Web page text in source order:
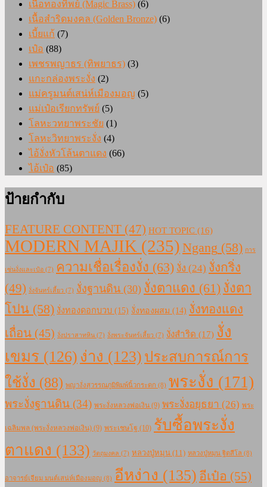
เนื้อทองทิพย์ (Magic Brass) (6)
เนื้อสำริดมงคล (Golden Bronze) (6)
เบี้ยแก้ (7)
เป๋อ (88)
เพชรพญาธร (ทิพยาธร) (3)
แกะกล่องพระงั่ง (2)
แม่ครูมนต์เสน่ห์เมืองมอญ (5)
แม่เป๋อเรียกทรัพย์ (5)
โลหะวทยาพระชัย (1)
โลหะวิทยาพระงั่ง (4)
ไอ้งั่งหัวโล้นตาแดง (66)
ไอ้เป๋อ (85)
ป้ายกำกับ
FEATURE CONTENT (47) HOT TOPIC (16)
MODERN MAJIK (235) Ngang (58) การ
เซ่นงั่งและเป๋อ (7) ความเชื่อเรื่องงั่ง (63) งั่ง (24) งั่งกริ่ง
(49) งั่งจันทร์เสี้ยว (7) งั่งฐานดิน (30) งั่งตาแดง (61) งั่งตา
โปน (58) งั่งทองดอกบวบ (15) งั่งทองผสม (14) งั่งทองแดง
เถื่อน (45) งั่งปราสาทหิน (7) งั่งพระจันทร์เสี้ยว (7) งั่งสำริด (17) งั่ง
เขมร (126) ง่าง (123) ประสบการณ์การ
ใช้งั่ง (88) พญางั่งสุวรรณภูมิพิมพ์นิ้วกระดก (8) พระงั่ง (171)
พระงั่งฐานดิน (34) พระงั่งหลวงพ่อเงิน (9) พระงั่งอยุธยา (26) พระ
เฉลิมพล (พระงั่งหลวงพ่อเงิน) (9) พระเชษโฐ (10) รับซื้อพระงั่ง
ตาแดง (133) วัตถุมงคล (7) หลวงปู่หมุน (11) หลวงปู่หมุน ฐิตสีโล (8)
อาจารย์เจียม มนต์เสน่ห์เมืองมอญ (8) อีหง่าง (135) อีเป๋อ (55)